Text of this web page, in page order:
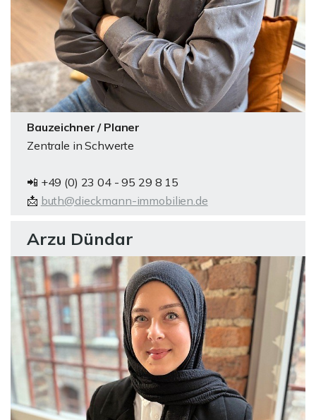
Bauzeichner / Planer
Zentrale in Schwerte
📲 +49 (0) 23 04 - 95 29 8 15
📩 buth@dieckmann-immobilien.de
Arzu Dündar